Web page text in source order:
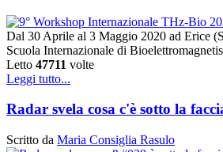
Dal 30 Aprile al 3 Maggio 2020 ad Erice
Scuola Internazionale di
Letto 47711 volte
Leggi tutto...
Radar svela cosa c'è sotto la
Scritto da Maria Consiglia Rasulo